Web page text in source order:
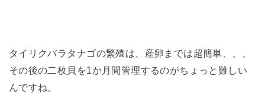
タイリクバラタナゴの繁殖は、産卵までは超簡単、、、
その後の二枚貝を1か月間管理するのがちょっと難しい
んですね。